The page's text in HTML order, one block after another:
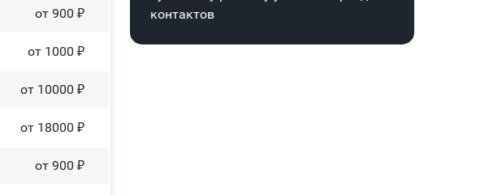
от 900 ₽
от 1000 ₽
от 10000 ₽
от 18000 ₽
от 900 ₽
контактов